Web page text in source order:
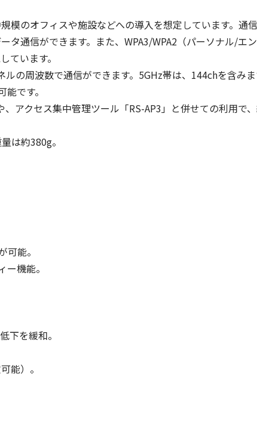
模のオフィスや施設などへの導入を想定しています。通
通信ができます。また、WPA3/WPA2（パーソナル/エ
ています。
の周波数で通信ができます。5GHz帯は、144chを含みま
です。
アクセス集中管理ツール「RS-AP3」と併せての利用で
は約380g。
能。
機能。
下を緩和。
能）。